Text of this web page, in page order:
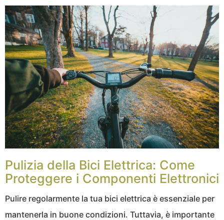
Pulizia della Bici Elettrica: Come
Proteggere i Componenti Elettronici
Pulire regolarmente la tua bici elettrica è essenziale per
mantenerla in buone condizioni. Tuttavia, è importante